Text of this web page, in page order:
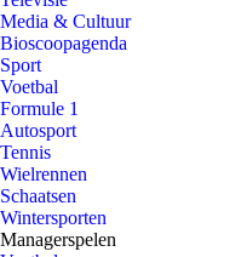
Media & Cultuur
Bioscoopagenda
Sport
Voetbal
Formule 1
Autosport
Tennis
Wielrennen
Schaatsen
Wintersporten
Managerspelen